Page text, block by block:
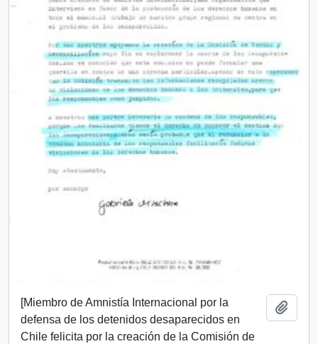
[Miembro de Amnistía Internacional por la
defensa de los detenidos desaparecidos en
Chile felicita por la creación de la Comisión de